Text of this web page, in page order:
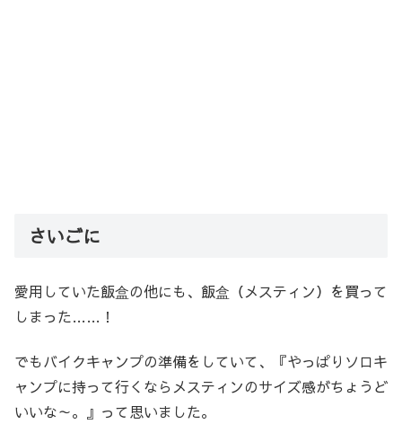
さいごに
愛用していた飯盒の他にも、飯盒（メスティン）を買って
しまった……！
でもバイクキャンプの準備をしていて、『やっぱりソロキ
ャンプに持って行くならメスティンのサイズ感がちょうど
いいな～。』って思いました。